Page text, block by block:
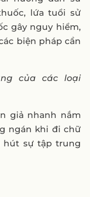
lứa tuổi sử
gây nguy hiểm,
biện pháp cần
của các loại
giả nhanh nắm
ngán khi đi chữ
hút sự tập trung